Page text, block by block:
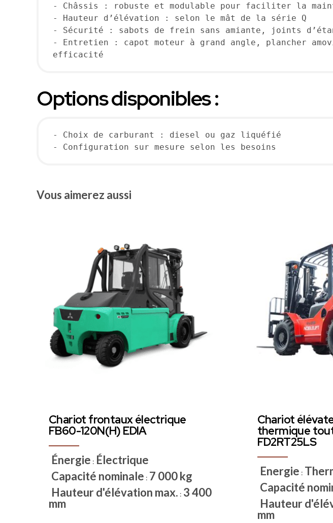
- Châssis : robuste et modulable pour faciliter la
- Hauteur d’élévation : selon le mât de la série Q
- Sécurité : sabots de frein sans amiante, joints
- Entretien : capot moteur à grand angle, plancher
efficacité
Options disponibles :
- Choix de carburant : diesel ou gaz liquéfié
- Configuration sur mesure selon les besoins
Vous aimerez aussi
Chariot frontaux électrique
FB60-120N(H) EDIA
Énergie : Électrique
Capacité nominale : 7 000 kg
Hauteur d'élévation max. : 3 400
mm
Chariot
thermique
FD2RT25LS
Energie :
Capacité
Hauteur
mm